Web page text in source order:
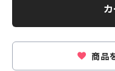
商品